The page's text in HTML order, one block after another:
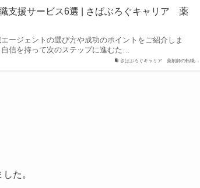
さばぶろぐキャリア 薬剤師の転職…
支援サービス6選 | さばぶろぐキャリア 薬
ージェントの選び方や成功のポイントをご紹介しま
信を持って次のステップに進むた…
た。